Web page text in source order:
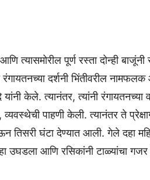
त्यासमोरील पूर्ण रस्ता दोन्ही
रंगायतनच्या दर्शनी भिंतीवरील
केले. त्यानंतर, त्यांनी रंगायतनच्या
पाहणी केली. त्यानंतर ते
तिसरी घंटा देण्यात आली. गेले दहा
उघडला आणि रसिकांनी टाळ्यांचा